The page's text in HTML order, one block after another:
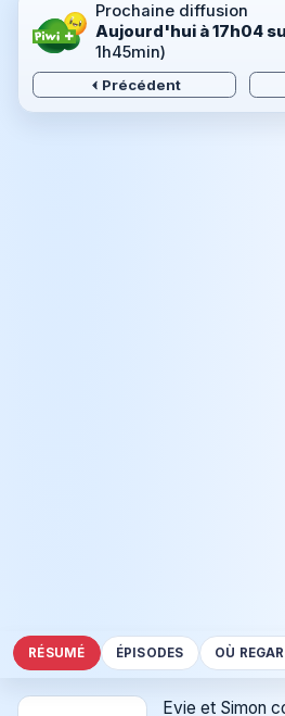
Prochaine diffusion
Aujourd'hui à 17h04
1h45min)
Précédent
RÉSUMÉ ÉPISODES OÙ
Evie et Simon